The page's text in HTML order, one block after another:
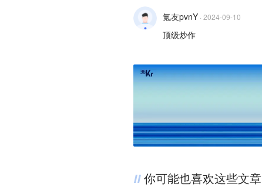
氪友pvnY · 2024-09-10
顶级炒作
你可能也喜欢这些文章